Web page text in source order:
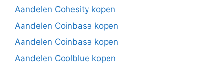
Aandelen Cohesity kopen
Aandelen Coinbase kopen
Aandelen Coinbase kopen
Aandelen Coolblue kopen